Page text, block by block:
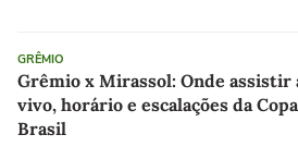
GRÊMIO
Grêmio x Mirassol: Onde assistir
vivo, horário e escalações da
Brasil